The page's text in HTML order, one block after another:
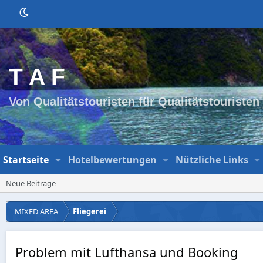
T A F
Von Qualitätstouristen für Qualitätstouristen
Startseite Hotelbewertungen Nützliche Links
Neue Beiträge
MIXED AREA Fliegerei
Problem mit Lufthansa und Booking